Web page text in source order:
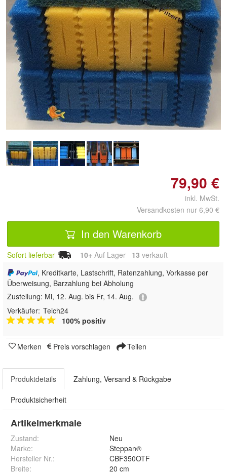
Doppelt antippen zum
vergrößern
79,90 €
inkl. MwSt.
Versandkosten nur 6,90 €
In den Warenkorb
Sofort lieferbar 10+ Auf Lager 13 verkauft
, Kreditkarte, Lastschrift, Ratenzahlung, Vorkasse per
Überweisung, Barzahlung bei Abholung
Zustellung: Mi, 12. Aug. bis Fr, 14. Aug.
Verkäufer: Teich24
100% positiv
Merken Preis vorschlagen Teilen
Produktdetails Zahlung, Versand & Rückgabe
Produktsicherheit
Artikelmerkmale
Zustand:
Neu
Marke:
Steppan®
Hersteller Nr.:
CBF350OTF
Breite:
20 cm